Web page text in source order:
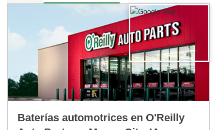
Baterías automotrices en O'Reilly